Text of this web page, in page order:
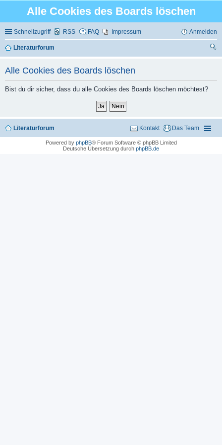
Alle Cookies des Boards löschen
Schnellzugriff RSS FAQ Impressum Anmelden
Literaturforum
Alle Cookies des Boards löschen
Bist du dir sicher, dass du alle Cookies des Boards löschen möchtest?
Literaturforum Das Team
Kontakt
Powered by phpBB® Forum Software © phpBB Limited
Deutsche Übersetzung durch phpBB.de